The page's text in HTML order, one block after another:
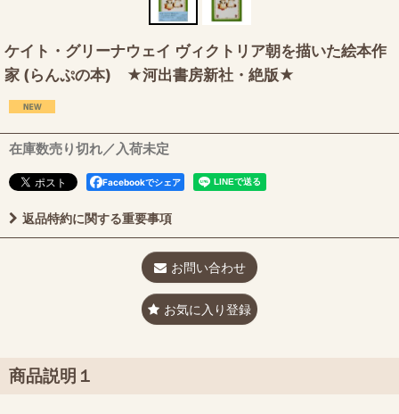
ケイト・グリーナウェイ ヴィクトリア朝を描いた絵本作
家 (らんぷの本) ★河出書房新社・絶版★
在庫数売り切れ／入荷未定
Facebookでシェア
返品特約に関する重要事項
お問い合わせ
お気に入り登録
商品説明１